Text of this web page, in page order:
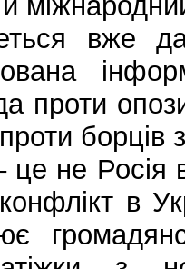
вже
проти
борців
це не
в